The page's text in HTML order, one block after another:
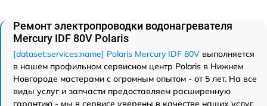
Ремонт электропроводки водонагревателя
Mercury IDF 80V Polaris
[dataset:services:name] Polaris Mercury IDF 80V выполняется
в нашем профильном сервисном центр Polaris в Нижнем
Новгороде мастерами с огромным опытом - от 5 лет. На все
виды услуг и запчасти предоставляем расширенную
гарантию - мы в сервисе уверены в качестве наших услуг.